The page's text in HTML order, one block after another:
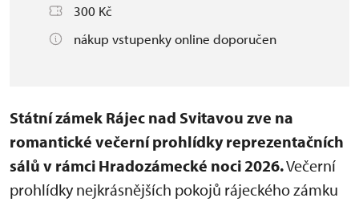
300 Kč
nákup vstupenky online doporučen
Státní zámek Rájec nad Svitavou zve na
romantické večerní prohlídky reprezentačních
sálů v rámci Hradozámecké noci 2026.Večerní
prohlídky nejkrásnějších pokojů rájeckého zámku